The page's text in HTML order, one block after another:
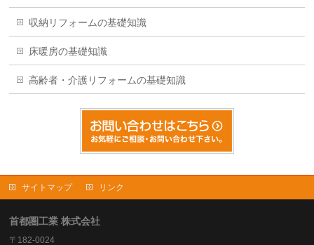
収納リフォームの基礎知識
床暖房の基礎知識
高齢者・介護リフォームの基礎知識
サイトマップ リンク
首都圏工業 株式会社
〒182-0024